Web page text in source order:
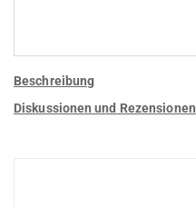
Beschreibung
Diskussionen und Rezensionen